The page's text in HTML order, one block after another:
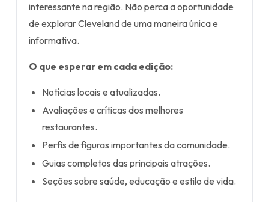
interessante na região. Não perca a oportunidade
de explorar Cleveland de uma maneira única e
informativa.
O que esperar em cada edição:
Notícias locais e atualizadas.
Avaliações e críticas dos melhores
restaurantes.
Perfis de figuras importantes da comunidade.
Guias completos das principais atrações.
Seções sobre saúde, educação e estilo de vida.